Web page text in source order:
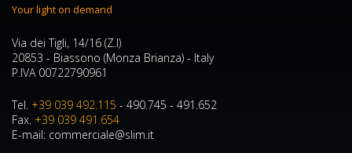
Your light on demand
Via dei Tigli, 14/16 (Z.I)
20853 - Biassono (Monza Brianza) - Italy
P.IVA 00722790961
Tel. +39 039 492.115 - 490.745 - 491.652
Fax. +39 039 491.654
E-mail: commerciale@slim.it